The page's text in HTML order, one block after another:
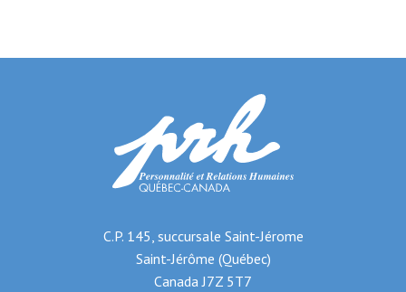
C.P. 145, succursale Saint-Jérome
Saint-Jérôme (Québec)
Canada J7Z 5T7